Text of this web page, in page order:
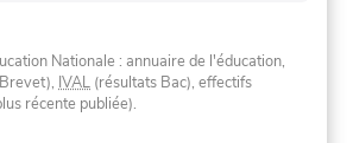
Nationale : annuaire de l'éducation,
IVAL (résultats Bac), effectifs
récente publiée).